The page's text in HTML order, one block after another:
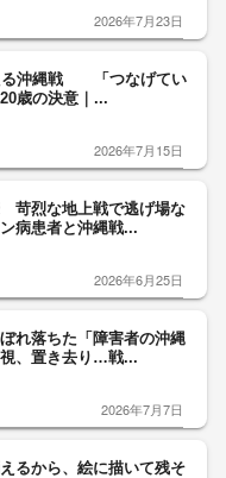
2026年7月23日
る沖縄戦 「つなげてい
歳の決意｜...
2026年7月15日
苛烈な地上戦で逃げ場な
病患者と沖縄戦...
2026年6月25日
れ落ちた「障害者の沖縄
、置き去り…戦...
2026年7月7日
るから、絵に描いて残そ